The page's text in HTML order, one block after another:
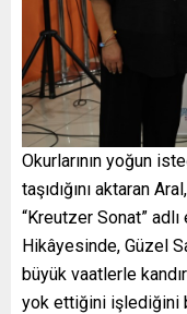
Okurlarının yoğun
taşıdığını aktaran
“Kreutzer Sonat”
Hikâyesinde, Güzel
büyük vaatlerle
yok ettiğini işlediğini